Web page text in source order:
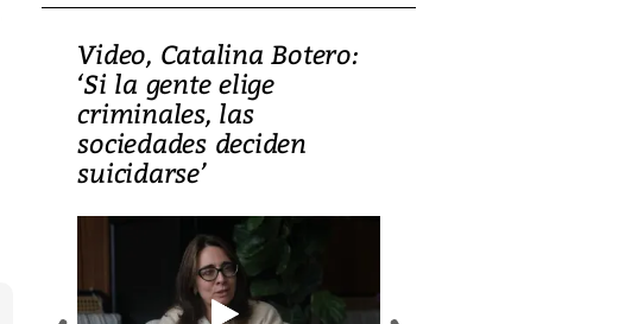
Video, Catalina Botero:
‘Si la gente elige
criminales, las
sociedades deciden
suicidarse’